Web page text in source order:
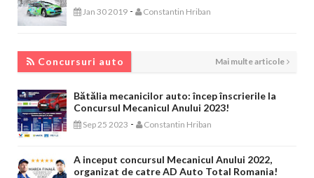
Jan 30 2019 - Constantin Hriban
Concursuri auto Mai multe articole
Bătălia mecanicilor auto: încep înscrierile la
Concursul Mecanicul Anului 2023!
Sep 25 2023 - Constantin Hriban
A inceput concursul Mecanicul Anului 2022,
organizat de catre AD Auto Total Romania!